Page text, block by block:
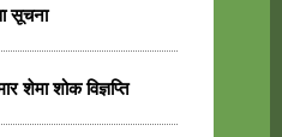
सूचना
शेमा शोक विज्ञप्ति